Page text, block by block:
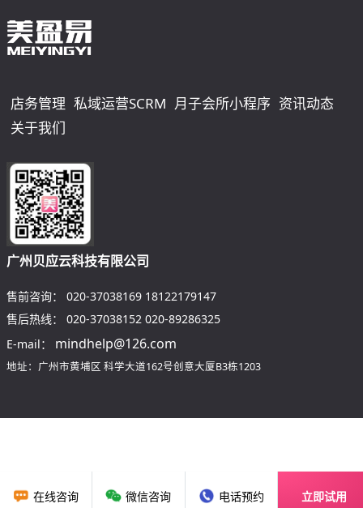
在线咨询 微信咨询 电话预约 立即试用
店务管理 私域运营SCRM 月子会所小程序 资讯动态
关于我们
广州贝应云科技有限公司
售前咨询： 020-37038169 18122179147
售后热线：
020-37038152 020-89286325
E-mail：
mindhelp@126.com
地址：广州市黄埔区 科学大道162号创意大厦B3栋1203